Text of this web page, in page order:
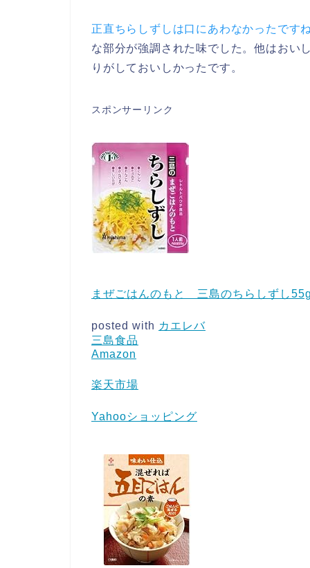
正直ちらしずしは口にあわなかったです
な部分が強調された味でした。他はおい
りがしておいしかったです。
スポンサーリンク
まぜごはんのもと 三島のちらしずし
posted with カエレバ
三島食品
Amazon
楽天市場
Yahooショッピング